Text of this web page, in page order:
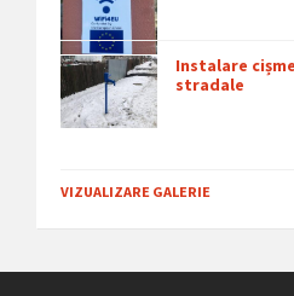
Instalare
stradale
VIZUALIZARE GALERIE